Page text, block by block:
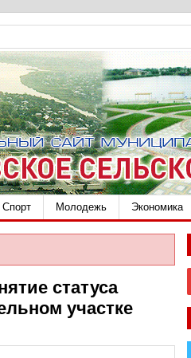
Спорт Молодежь Экономика
статуса
участке